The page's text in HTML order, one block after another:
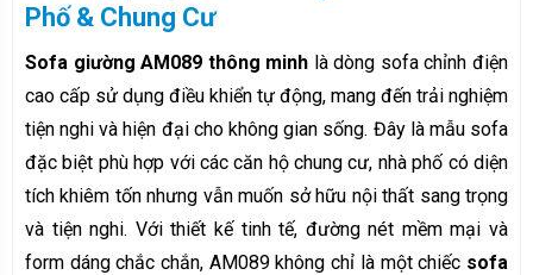
Phố & Chung Cư
Sofa giường AM089 thông minh là dòng sofa chỉnh điện
cao cấp sử dụng điều khiển tự động, mang đến trải nghiệm
tiện nghi và hiện đại cho không gian sống. Đây là mẫu sofa
đặc biệt phù hợp với các căn hộ chung cư, nhà phố có diện
tích khiêm tốn nhưng vẫn muốn sở hữu nội thất sang trọng
và tiện nghi. Với thiết kế tinh tế, đường nét mềm mại và
form dáng chắc chắn, AM089 không chỉ là một chiếc sofa